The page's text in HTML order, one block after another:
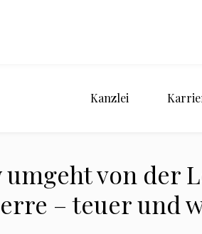
Kanzlei
von der
– teuer und